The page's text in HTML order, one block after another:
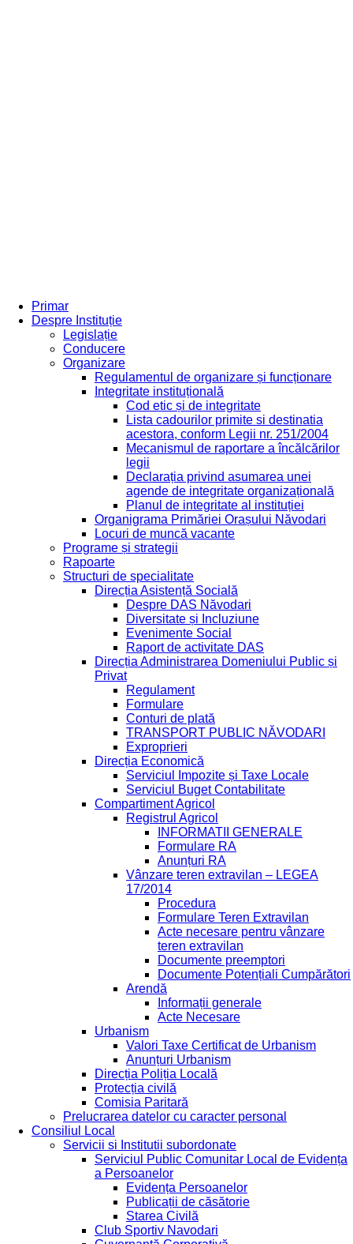
Primar
Despre Instituție
Legislație
Conducere
Organizare
Regulamentul de organizare și funcționare
Integritate instituțională
Cod etic și de integritate
Lista cadourilor primite si destinatia
acestora, conform Legii nr. 251/2004
Mecanismul de raportare a încălcărilor
legii
Declarația privind asumarea unei
agende de integritate organizațională
Planul de integritate al instituției
Organigrama Primăriei Orașului Năvodari
Locuri de muncă vacante
Programe și strategii
Rapoarte
Structuri de specialitate
Direcția Asistență Socială
Despre DAS Năvodari
Diversitate și Incluziune
Evenimente Social
Raport de activitate DAS
Direcția Administrarea Domeniului Public și
Privat
Regulament
Formulare
Conturi de plată
TRANSPORT PUBLIC NĂVODARI
Exproprieri
Direcția Economică
Serviciul Impozite și Taxe Locale
Serviciul Buget Contabilitate
Compartiment Agricol
Registrul Agricol
INFORMATII GENERALE
Formulare RA
Anunțuri RA
Vânzare teren extravilan – LEGEA
17/2014
Procedura
Formulare Teren Extravilan
Acte necesare pentru vânzare
teren extravilan
Documente preemptori
Documente Potențiali Cumpărători
Arendă
Informații generale
Acte Necesare
Urbanism
Valori Taxe Certificat de Urbanism
Anunțuri Urbanism
Direcția Poliția Locală
Protecția civilă
Comisia Paritară
Prelucrarea datelor cu caracter personal
Consiliul Local
Servicii si Institutii subordonate
Serviciul Public Comunitar Local de Evidența
a Persoanelor
Evidența Persoanelor
Publicații de căsătorie
Starea Civilă
Club Sportiv Navodari